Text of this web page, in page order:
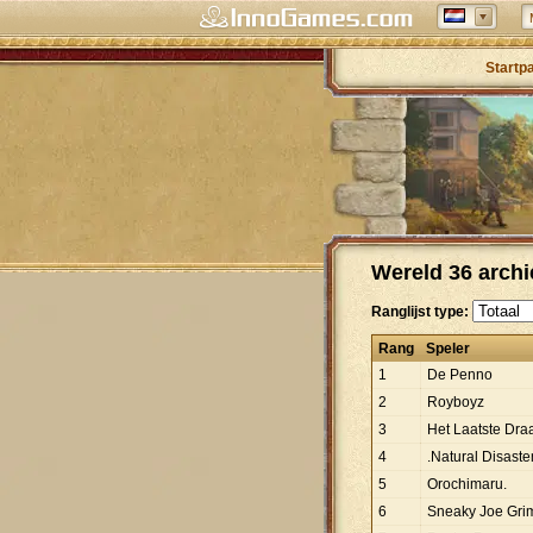
Wereld 36
Ranglijst type:
Rang Speler
1
De Penno
2
Royboyz
3
Het Laatste
4
.Natural
5
Orochimaru.
6
Sneaky Joe